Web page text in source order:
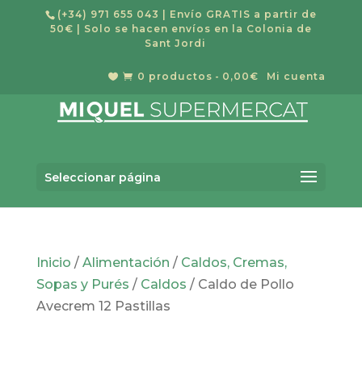
(+34) 971 655 043
| Envío GRATIS a partir de
50€ | Solo se hacen envíos en la Colonia de
Sant Jordi
Mi cuenta
  0 productos 0,00€
Seleccionar página
de
productos
Inicio / Alimentación / Caldos, Cremas,
Sopas y Purés / Caldos / Caldo de Pollo
Avecrem 12 Pastillas